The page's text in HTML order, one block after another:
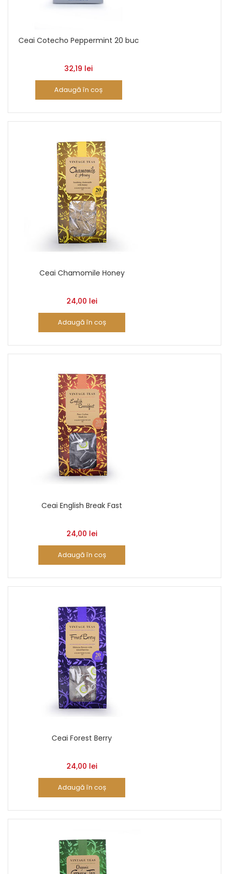
Ceai Cotecho Peppermint 20 buc
32,19 lei
Adaugă în coș
Ceai Chamomile Honey
24,00 lei
Adaugă în coș
Ceai English Break Fast
24,00 lei
Adaugă în coș
Ceai Forest Berry
24,00 lei
Adaugă în coș